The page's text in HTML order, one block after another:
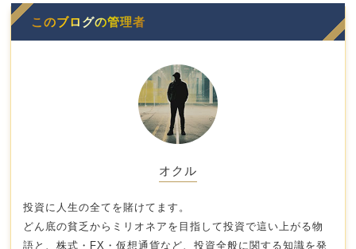
このブログの管理者
オクル
投資に人生の全てを賭けてます。
どん底の貧乏からミリオネアを目指して投資で這い上がる物
語と、株式・FX・仮想通貨など、投資全般に関する知識を発